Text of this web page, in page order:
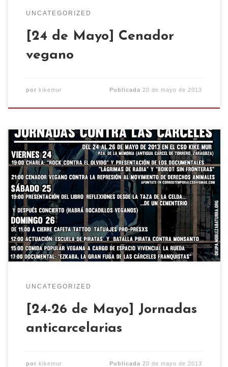
UNCATEGORIZED
[24 de Mayo] Cenador
vegano
por kikemur Publicada 20 de mayo de 2013
//Jornadas Contra las Cárceles:del 24 al 26 de
Mayo en el CSO kike Mur Viernes 24:19hCharla
«Rock contra el olvido» y presentación de los
documentales «Lágrimas de rabia» Documental
sobre los desaparecidos de la guerra civil
española. «Boikot sin fronteras» Documental
sobre las andanzas, aventuras y desventuras por
el mundo […]
UNCATEGORIZED
[24-26 de Mayo] Jornadas
anticarcelarias
por kikemur Publicada 20 de mayo de 2013